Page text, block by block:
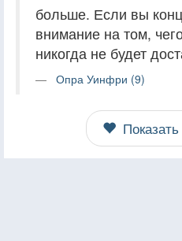
больше. Если вы
внимание на том,
никогда не будет
Опра Уинфри (9)